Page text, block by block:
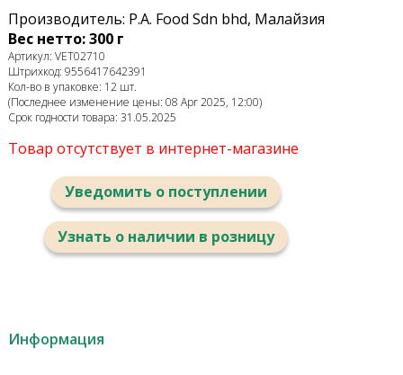
Производитель: P.A. Food Sdn bhd, Малайзия
Вес нетто: 300 г
Артикул: VET02710
Штрихкод: 9556417642391
Кол-во в упаковке: 12 шт.
(Последнее изменение цены: 08 Apr 2025, 12:00)
Срок годности товара: 31.05.2025
Товар отсутствует в интернет-магазине
Уведомить о поступлении
Узнать о наличии в розницу
Информация